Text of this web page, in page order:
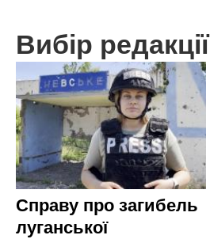
Вибір редакції
Справу про загибель
луганської